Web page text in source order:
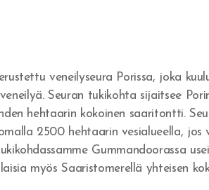
veneilyseura Porissa, joka
Seuran tukikohta sijaitsee
hehtaarin kokoinen saaritontti.
2500 hehtaarin vesialueella,
Gummandoorassa
myös Saaristomerellä yhteisen